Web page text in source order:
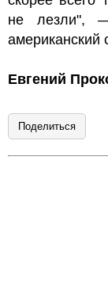
не лезли",
американский
Евгений
Поделиться